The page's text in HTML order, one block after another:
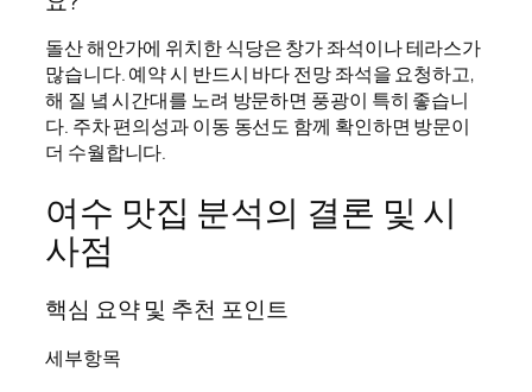
돌산 해안가에 위치한 식당은 창가 좌석이나 테라스가
많습니다. 예약 시 반드시 바다 전망 좌석을 요청하고,
해 질 녘 시간대를 노려 방문하면 풍광이 특히 좋습니
다. 주차 편의성과 이동 동선도 함께 확인하면 방문이
더 수월합니다.
여수 맛집 분석의 결론 및 시
사점
핵심 요약 및 추천 포인트
세부항목